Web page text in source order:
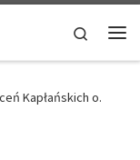
Search
Kapłańskich o.